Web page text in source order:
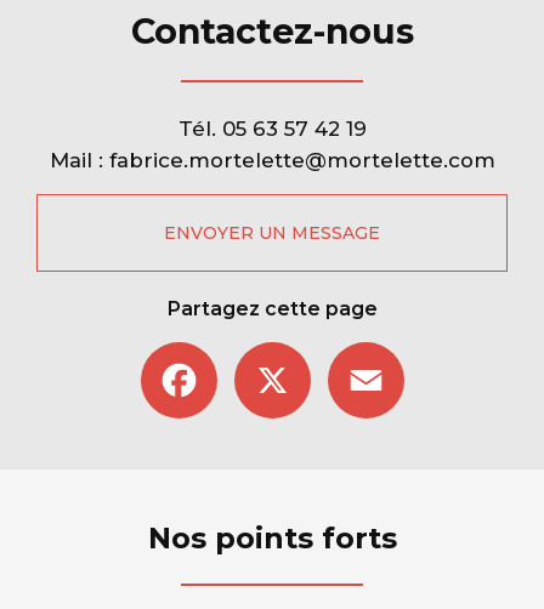
Contactez-nous
Tél. 05 63 57 42 19
Mail : fabrice.mortelette@mortelette.com
ENVOYER UN MESSAGE
Partagez cette page
Facebook
Nos points forts